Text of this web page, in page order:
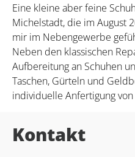
Eine kleine aber feine
Michelstadt, die im August
mir im Nebengewerbe
Neben den klassischen
Aufbereitung an Schuhen
Taschen, Gürteln und
individuelle Anfertigung
Kontakt